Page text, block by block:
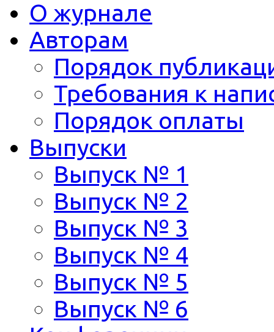
О журнале
Авторам
Порядок
Требования к
Порядок оплаты
Выпуски
Выпуск № 1
Выпуск № 2
Выпуск № 3
Выпуск № 4
Выпуск № 5
Выпуск № 6